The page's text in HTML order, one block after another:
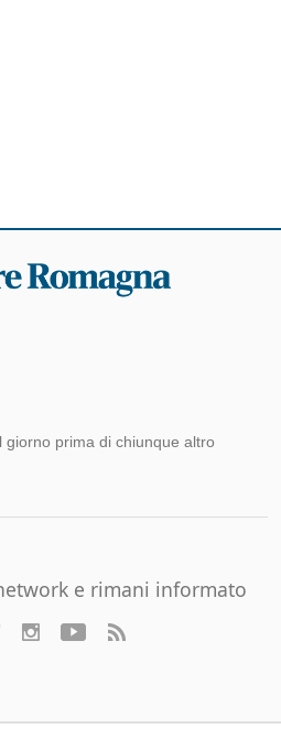
giorno prima di chiunque altro
e rimani informato